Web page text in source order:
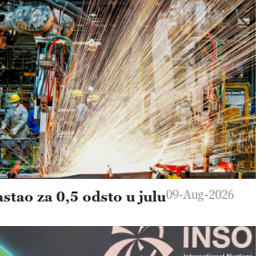
za 0,5 odsto u julu09-Aug-2026